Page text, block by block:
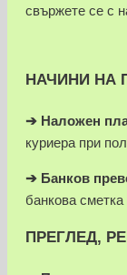
свържете се с
НАЧИНИ НА
➔ Наложен
куриера при
➔ Банков
банкова сметка
ПРЕГЛЕД,